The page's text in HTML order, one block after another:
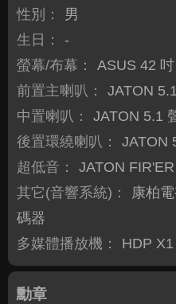
性別：
男
生日：
-
螢幕/布幕：
ASUS 42
前置主喇叭：
JATON
中置喇叭：
JATON 5.1
後置環繞喇叭：
JATON
超低音：
JATON
其它(音響系統)：
康柏
碼器
多媒體播放機：
HDP
勳章